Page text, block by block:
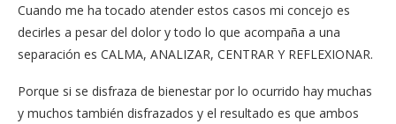
Cuando me ha tocado atender estos casos mi concejo es
decirles a pesar del dolor y todo lo que acompaña a una
separación es CALMA, ANALIZAR, CENTRAR Y REFLEXIONAR.
Porque si se disfraza de bienestar por lo ocurrido hay muchas
y muchos también disfrazados y el resultado es que ambos